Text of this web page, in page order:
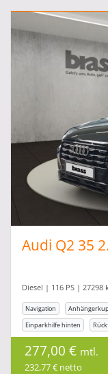
Audi Q2 35
Diesel | 116 PS |
Navigation
Einparkhilfe hinten
277,00 € mtl.
232,77 € netto